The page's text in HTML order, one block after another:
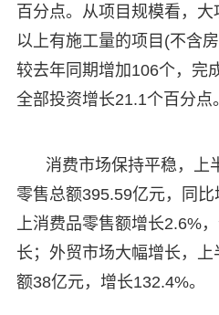
百分点。从项目规模看，
以上有施工量的项目(不含
较去年同期增加106个，完
全部投资增长21.1个百分点。
消费市场保持平稳，上
零售总额395.59亿元，同
上消费品零售额增长2.6%
长；外贸市场大幅增长，
额38亿元，增长132.4%。